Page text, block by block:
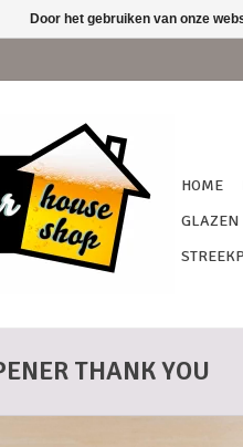
HOME
GLAZEN
THANK YOU
Door het gebruiken van onze